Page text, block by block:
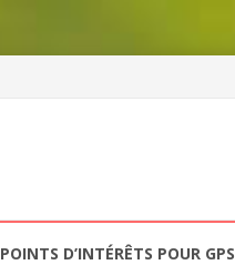
POINTS D’INTÉRÊTS POUR GPS